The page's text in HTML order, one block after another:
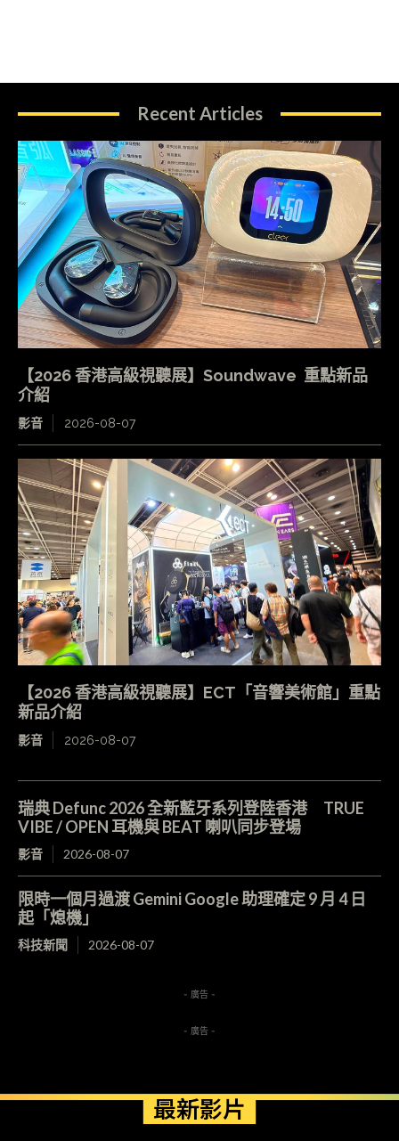
Recent Articles
【2026 香港高級視聽展】Soundwave 重點新品
介紹
影音 2026-08-07
【2026 香港高級視聽展】ECT「音響美術館」重點
新品介紹
影音 2026-08-07
瑞典 Defunc 2026 全新藍牙系列登陸香港 TRUE
VIBE / OPEN 耳機與 BEAT 喇叭同步登場
影音 2026-08-07
限時一個月過渡 Gemini Google 助理確定 9 月 4 日
起「熄機」
科技新聞 2026-08-07
- 廣告 -
- 廣告 -
最新影片